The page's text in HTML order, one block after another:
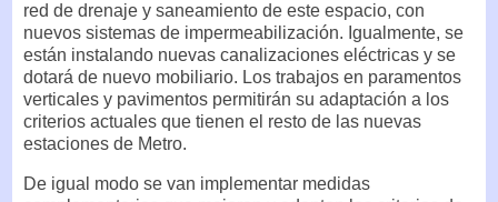
red de drenaje y saneamiento de este espacio, con
nuevos sistemas de impermeabilización. Igualmente, se
están instalando nuevas canalizaciones eléctricas y se
dotará de nuevo mobiliario. Los trabajos en paramentos
verticales y pavimentos permitirán su adaptación a los
criterios actuales que tienen el resto de las nuevas
estaciones de Metro.
De igual modo se van implementar medidas